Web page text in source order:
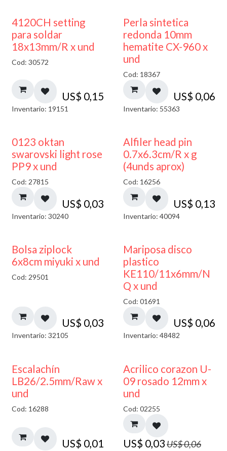
4120CH setting
para soldar
18x13mm/R x und
Cod: 30572
US$ 0,15
Inventario: 19151
Perla sintetica
redonda 10mm
hematite CX-960 x
und
Cod: 18367
US$ 0,06
Inventario: 55363
0123 oktan
swarovski light rose
PP9 x und
Cod: 27815
US$ 0,03
Inventario: 30240
Alfiler head pin
0.7x6.3cm/R x g
(4unds aprox)
Cod: 16256
US$ 0,13
Inventario: 40094
¡NUEVO!
Bolsa ziplock
6x8cm miyuki x und
Cod: 29501
US$ 0,03
Inventario: 32105
Mariposa disco
plastico
KE110/11x6mm/N
Q x und
Cod: 01691
US$ 0,06
Inventario: 48482
Escalachín
LB26/2.5mm/Raw x
und
Cod: 16288
US$ 0,01
50% DESCUENTO
Acrilico corazon U-
09 rosado 12mm x
und
Cod: 02255
US$ 0,03US$0,06